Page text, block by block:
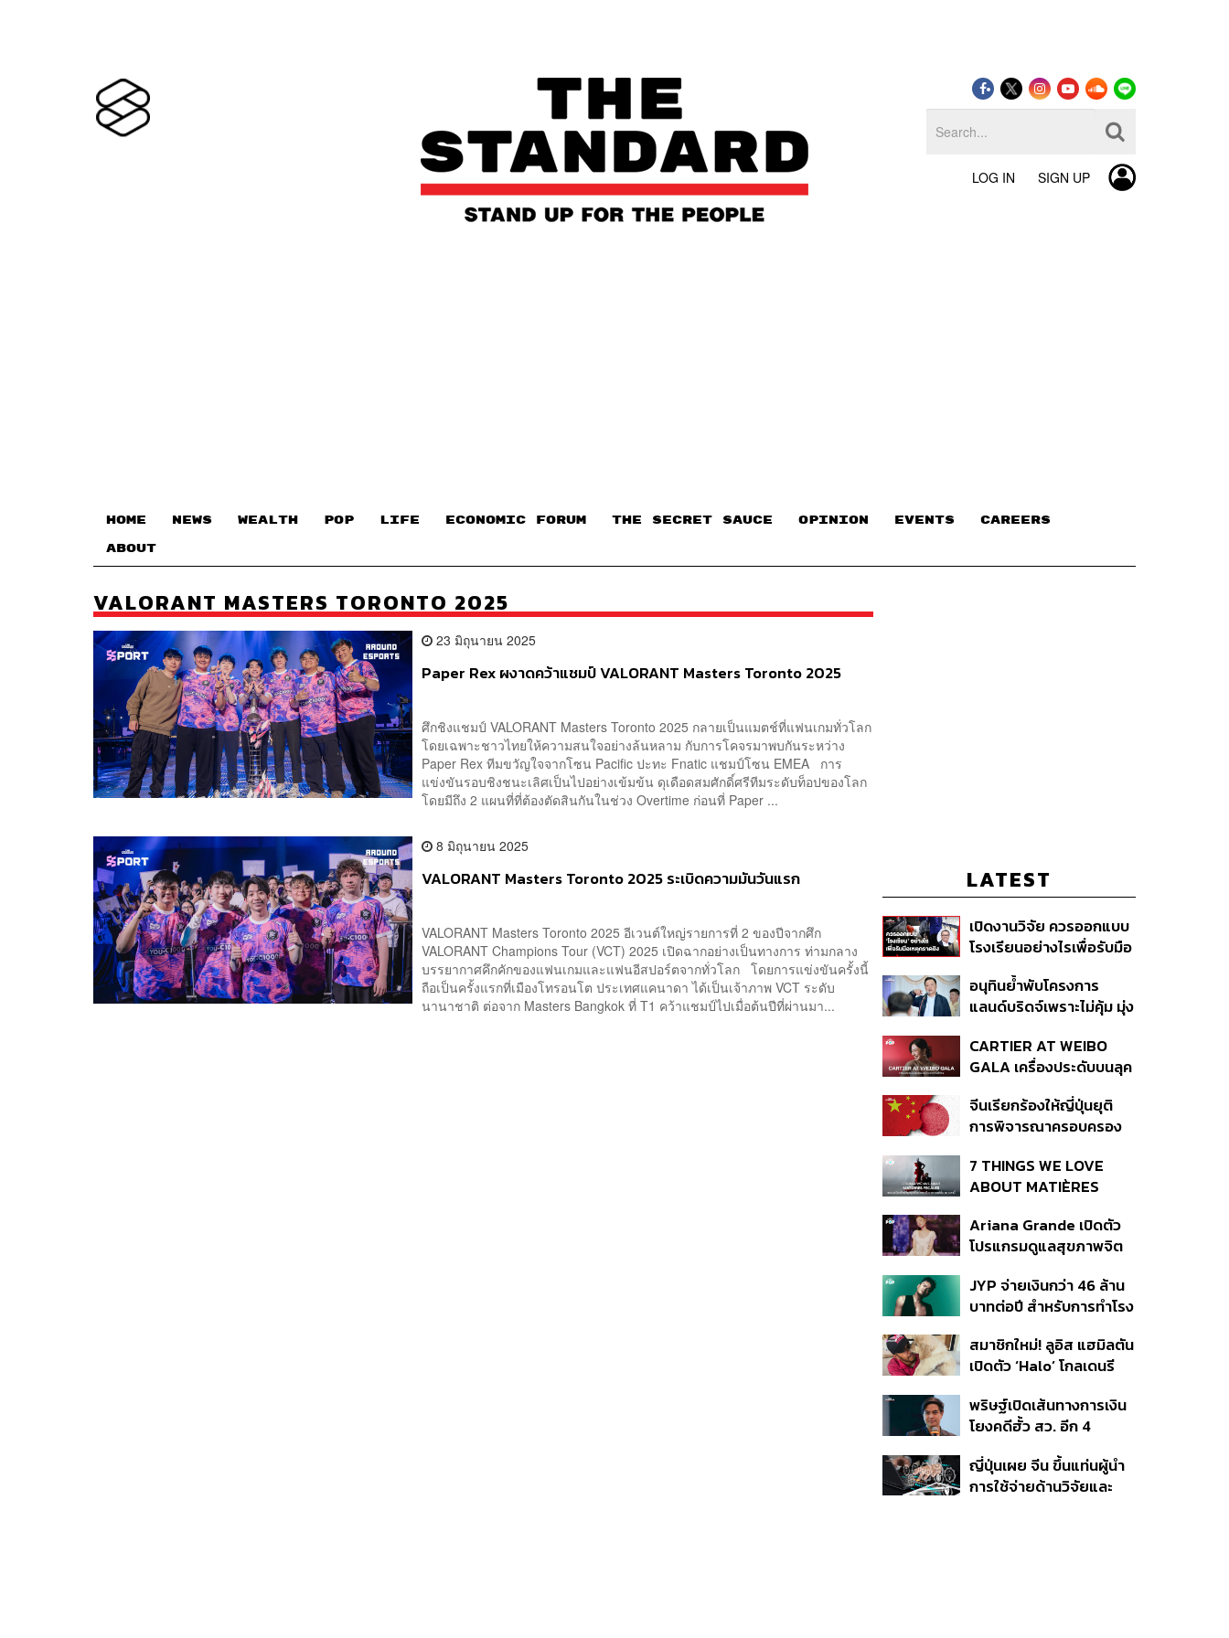
LOG IN SIGN UP
HOME NEWS WEALTH POP LIFE ECONOMIC FORUM THE SECRET SAUCE​ OPINION EVENTS CAREERS
ABOUT
VALORANT MASTERS TORONTO 2025
23 มิถุนายน 2025
Paper Rex ผงาดคว้าแชมป์ VALORANT Masters Toronto 2025
ศึกชิงแชมป์ VALORANT Masters Toronto 2025 กลายเป็นแมตช์ที่แฟนเกมทั่วโลก
โดยเฉพาะชาวไทยให้ความสนใจอย่างล้นหลาม กับการโคจรมาพบกันระหว่าง
Paper Rex ทีมขวัญใจจากโซน Pacific ปะทะ Fnatic แชมป์โซน EMEA การ
แข่งขันรอบชิงชนะเลิศเป็นไปอย่างเข้มข้น ดุเดือดสมศักดิ์ศรีทีมระดับท็อปของโลก
โดยมีถึง 2 แผนที่ที่ต้องตัดสินกันในช่วง Overtime ก่อนที่ Paper ...
8 มิถุนายน 2025
VALORANT Masters Toronto 2025 ระเบิดความมันวันแรก
VALORANT Masters Toronto 2025 อีเวนต์ใหญ่รายการที่ 2 ของปีจากศึก
VALORANT Champions Tour (VCT) 2025 เปิดฉากอย่างเป็นทางการ ท่ามกลาง
บรรยากาศคึกคักของแฟนเกมและแฟนอีสปอร์ตจากทั่วโลก โดยการแข่งขันครั้งนี้
ถือเป็นครั้งแรกที่เมืองโทรอนโต ประเทศแคนาดา ได้เป็นเจ้าภาพ VCT ระดับ
นานาชาติ ต่อจาก Masters Bangkok ที่ T1 คว้าแชมป์ไปเมื่อต้นปีที่ผ่านมา...
LATEST
เปิดงานวิจัย ควรออกแบบ
โรงเรียนอย่างไรเพื่อรับมือ
อนุทินย้ำพับโครงการ
แลนด์บริดจ์เพราะไม่คุ้ม มุ่ง
รองรับอ่าวไทย-อันดามัน
CARTIER AT WEIBO
GALA เครื่องประดับบนลุค
สำคัญ
จีนเรียกร้องให้ญี่ปุ่นยุติ
การพิจารณาครอบครอง
7 THINGS WE LOVE
ABOUT MATIÈRES
Ariana Grande เปิดตัว
โปรแกรมดูแลสุขภาพจิต
ดนตรี
JYP จ่ายเงินกว่า 46 ล้าน
บาทต่อปี สำหรับการทำโรง
สมาชิกใหม่! ลูอิส แฮมิลตัน
เปิดตัว ‘Halo’ โกลเดนรี
พริษฐ์เปิดเส้นทางการเงิน
โยงคดีฮั้ว สว. อีก 4
อำนาจเจริญโอนเงินให้เจ้า
หน้าที่ กกต. ฝ่ายสืบสวน
ญี่ปุ่นเผย จีน ขึ้นแท่นผู้นำ
การใช้จ่ายด้านวิจัยและ